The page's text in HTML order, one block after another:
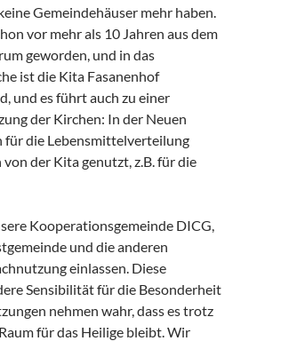
Gemeindehäuser mehr haben.
vor mehr als 10 Jahren aus dem
geworden, und in das
ist die Kita Fasanenhof
und es führt auch zu einer
der Kirchen: In der Neuen
für die Lebensmittelverteilung
der Kita genutzt, z.B. für die
Kooperationsgemeinde DICG,
und die anderen
einlassen. Diese
Sensibilität für die Besonderheit
nehmen wahr, dass es trotz
für das Heilige bleibt. Wir